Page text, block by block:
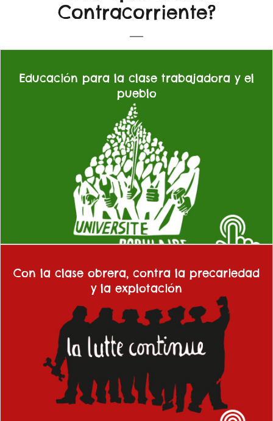
Contracorriente?
Educación para la clase trabajadora y el
pueblo
Luchamos por la defensa de una educación pública, totalmente
laica y gratuita en todos sus niveles, con becas y ayudas para las
rentas bajas, suficientemente financiada mediante impuestos a las
grandes fortunas y empresas. Por el regreso inmediato de los y las
estudiantes expulsados por no poder pagarse los estudios. Por una
universidad radicalmente democrática y bajo control de
estudiantes, profesores y trabajadores con mayoría estudiantil, sin
empresarios ni privilegios para la casta universitaria.
Con la clase obrera, contra la precariedad
y la explotación
Queremos poner fin a la precariedad laboral, el desempleo, los
salarios de miseria y por unas pensiones y servicios públicos
gratuitos y de calidad. Luchamos por la unidad obrero-estudiantil y
por ser parte de todas las luchas de las y los trabajadores y
sectores populares que se movilizan contra los desahucios, la
pobreza y el resto de las reivindicaciones populares.